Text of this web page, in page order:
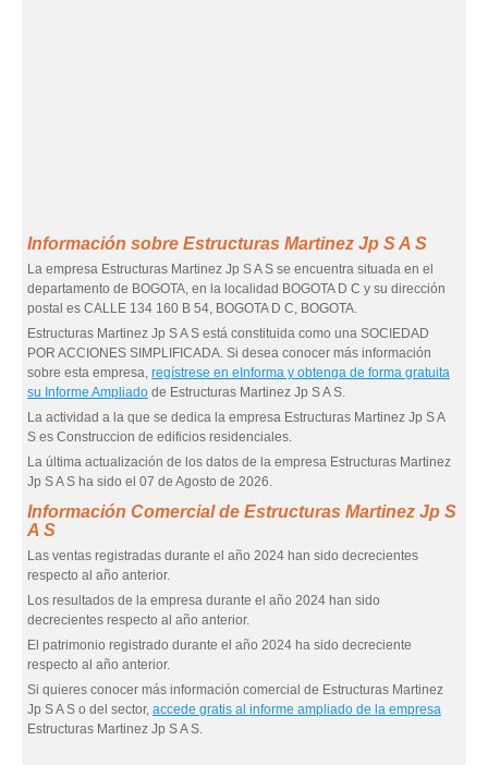
Información sobre Estructuras Martinez Jp S A S
La empresa Estructuras Martinez Jp S A S se encuentra situada en el
departamento de BOGOTA, en la localidad BOGOTA D C y su dirección
postal es CALLE 134 160 B 54, BOGOTA D C, BOGOTA.
Estructuras Martinez Jp S A S está constituida como una SOCIEDAD
POR ACCIONES SIMPLIFICADA. Si desea conocer más información
sobre esta empresa, regístrese en eInforma y obtenga de forma gratuita
su Informe Ampliado de Estructuras Martinez Jp S A S.
La actividad a la que se dedica la empresa Estructuras Martinez Jp S A
S es Construccion de edificios residenciales.
La última actualización de los datos de la empresa Estructuras Martinez
Jp S A S ha sido el 07 de Agosto de 2026.
Información Comercial de Estructuras Martinez Jp S
A S
Las ventas registradas durante el año 2024 han sido decrecientes
respecto al año anterior.
Los resultados de la empresa durante el año 2024 han sido
decrecientes respecto al año anterior.
El patrimonio registrado durante el año 2024 ha sido decreciente
respecto al año anterior.
Si quieres conocer más información comercial de Estructuras Martinez
Jp S A S o del sector, accede gratis al informe ampliado de la empresa
Estructuras Martinez Jp S A S.